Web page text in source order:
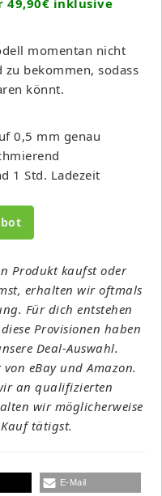
momentan nicht
bekommen, sodass
könnt.
0,5 mm genau
1 Std. Ladezeit
Produkt kaufst oder
erhalten wir oftmals
Für dich entstehen
Provisionen haben
Deal-Auswahl.
eBay und Amazon.
an qualifizierten
wir möglicherweise
tätigst.
E-Mail